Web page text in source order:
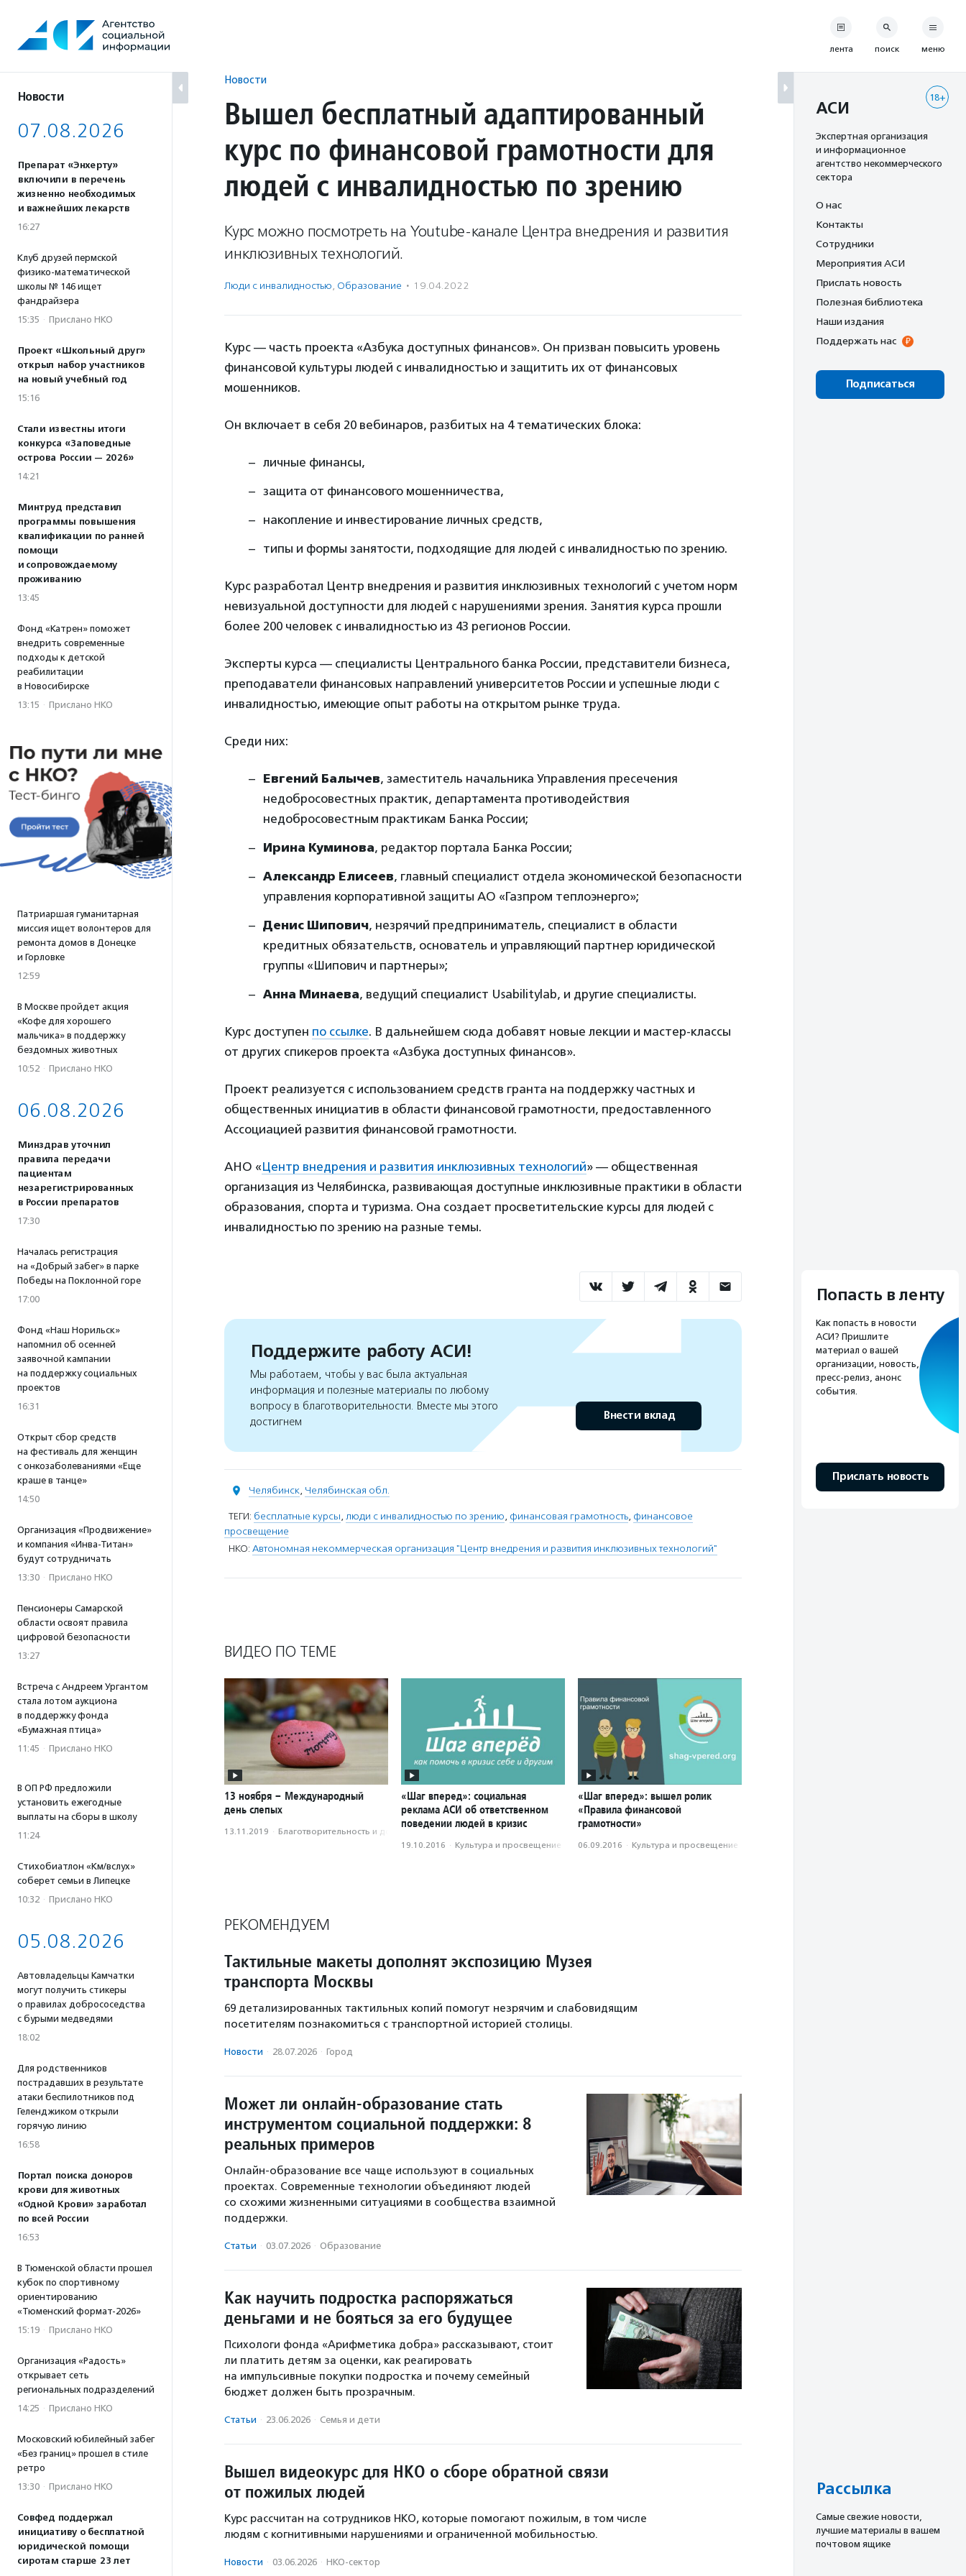
содержанию
Новости
07.08.2026
Препарат «Энхерту»
включили в перечень
жизненно необходимых
и важнейших лекарств
16:27
Клуб друзей пермской
физико-математической
школы № 146 ищет
фандрайзера
15:35 · Прислано НКО
Проект «Школьный друг»
открыл набор участников
на новый учебный год
15:16
Стали известны итоги
конкурса «Заповедные
острова России — 2026»
14:21
Минтруд представил
программы повышения
квалификации по ранней
помощи
и сопровождаемому
проживанию
13:45
Фонд «Катрен» поможет
внедрить современные
подходы к детской
реабилитации
в Новосибирске
13:15 · Прислано НКО
Патриаршая гуманитарная
миссия ищет волонтеров для
ремонта домов в Донецке
и Горловке
12:59
В Москве пройдет акция
«Кофе для хорошего
мальчика» в поддержку
бездомных животных
10:52 · Прислано НКО
06.08.2026
Минздрав уточнил
правила передачи
пациентам
незарегистрированных
в России препаратов
17:30
Началась регистрация
на «Добрый забег» в парке
Победы на Поклонной горе
17:00
Фонд «Наш Норильск»
напомнил об осенней
заявочной кампании
на поддержку социальных
проектов
16:31
Открыт сбор средств
на фестиваль для женщин
с онкозаболеваниями «Еще
краше в танце»
14:50
Организация «Продвижение»
и компания «Инва-Титан»
будут сотрудничать
13:30 · Прислано НКО
Пенсионеры Самарской
области освоят правила
цифровой безопасности
13:27
Встреча с Андреем Ургантом
стала лотом аукциона
в поддержку фонда
«Бумажная птица»
11:45 · Прислано НКО
В ОП РФ предложили
установить ежегодные
выплаты на сборы в школу
11:24
Стихобиатлон «Км/вслух»
соберет семьи в Липецке
10:32 · Прислано НКО
05.08.2026
Автовладельцы Камчатки
могут получить стикеры
о правилах добрососедства
с бурыми медведями
18:02
Для родственников
пострадавших в результате
атаки беспилотников под
Геленджиком открыли
горячую линию
16:58
Портал поиска доноров
крови для животных
«Одной Крови» заработал
по всей России
16:53
В Тюменской области прошел
кубок по спортивному
ориентированию
«Тюменский формат-2026»
15:19 · Прислано НКО
Организация «Радость»
открывает сеть
региональных подразделений
14:25 · Прислано НКО
Московский юбилейный забег
«Без границ» прошел в стиле
ретро
13:30 · Прислано НКО
Совфед поддержал
инициативу о бесплатной
юридической помощи
сиротам старше 23 лет
Новости
Вышел бесплатный адаптированный
курс по финансовой грамотности для
людей с инвалидностью по зрению
Курс можно посмотреть на Youtube-канале Центра внедрения и развития
инклюзивных технологий.
Люди с инвалидностью, Образование · 19.04.2022
Курс — часть проекта «Азбука доступных финансов». Он призван повысить уровень
финансовой культуры людей с инвалидностью и защитить их от финансовых
мошенников.
Он включает в себя 20 вебинаров, разбитых на 4 тематических блока:
личные финансы,
защита от финансового мошенничества,
накопление и инвестирование личных средств,
типы и формы занятости, подходящие для людей с инвалидностью по зрению.
Курс разработал Центр внедрения и развития инклюзивных технологий с учетом норм
невизуальной доступности для людей с нарушениями зрения. Занятия курса прошли
более 200 человек с инвалидностью из 43 регионов России.
Эксперты курса — специалисты Центрального банка России, представители бизнеса,
преподаватели финансовых направлений университетов России и успешные люди с
инвалидностью, имеющие опыт работы на открытом рынке труда.
Среди них:
Евгений Балычев, заместитель начальника Управления пресечения
недобросовестных практик, департамента противодействия
недобросовестным практикам Банка России;
Ирина Куминова, редактор портала Банка России;
Александр Елисеев, главный специалист отдела экономической безопасности
управления корпоративной защиты АО «Газпром теплоэнерго»;
Денис Шипович, незрячий предприниматель, специалист в области
кредитных обязательств, основатель и управляющий партнер юридической
группы «Шипович и партнеры»;
Анна Минаева, ведущий специалист Usabilitylab, и другие специалисты.
Курс доступен по ссылке. В дальнейшем сюда добавят новые лекции и мастер-классы
от других спикеров проекта «Азбука доступных финансов».
Проект реализуется с использованием средств гранта на поддержку частных и
общественных инициатив в области финансовой грамотности, предоставленного
Ассоциацией развития финансовой грамотности.
АНО «Центр внедрения и развития инклюзивных технологий» — общественная
организация из Челябинска, развивающая доступные инклюзивные практики в области
образования, спорта и туризма. Она создает просветительские курсы для людей с
инвалидностью по зрению на разные темы.
Поддержите работу АСИ!
Мы работаем, чтобы у вас была актуальная
информация и полезные материалы по любому
вопросу в благотворительности. Вместе мы этого
достигнем
Внести вклад
Челябинск, Челябинская обл.
ТЕГИ: бесплатные курсы, люди с инвалидностью по зрению, финансовая грамотность, финансовое
просвещение
НКО: Автономная некоммерческая организация "Центр внедрения и развития инклюзивных технологий"
ВИДЕО ПО ТЕМЕ
13 ноября – Международный
день слепых
13.11.2019 · Благотвори­тель­ность и доброволь­чест­во
«Шаг вперед»: социальная
реклама АСИ об ответственном
поведении людей в кризис
19.10.2016 · Культура и просвещение
«Шаг вперед»: вышел ролик
«Правила финансовой
грамотности»
06.09.2016 · Культура и просвещение
РЕКОМЕНДУЕМ
Тактильные макеты дополнят экспозицию Музея
транспорта Москвы
69 детализированных тактильных копий помогут незрячим и слабовидящим
посетителям познакомиться с транспортной историей столицы.
Новости · 28.07.2026 · Город
Может ли онлайн-образование стать
инструментом социальной поддержки: 8
реальных примеров
Онлайн-образование все чаще используют в социальных
проектах. Современные технологии объединяют людей
со схожими жизненными ситуациями в сообщества взаимной
поддержки.
Статьи · 03.07.2026 · Образование
Как научить подростка распоряжаться
деньгами и не бояться за его будущее
Психологи фонда «Арифметика добра» рассказывают, стоит
ли платить детям за оценки, как реагировать
на импульсивные покупки подростка и почему семейный
бюджет должен быть прозрачным.
Статьи · 23.06.2026 · Семья и дети
Вышел видеокурс для НКО о сборе обратной связи
от пожилых людей
Курс рассчитан на сотрудников НКО, которые помогают пожилым, в том числе
людям с когнитивными нарушениями и ограниченной мобильностью.
Новости · 03.06.2026 · НКО-сектор
лента поиск меню
18+
АСИ
Экспертная организация
и информационное
агентство некоммерческого
сектора
О нас
Контакты
Сотрудники
Мероприятия АСИ
Прислать новость
Полезная библиотека
Наши издания
Поддержать нас
Подписаться
Попасть в ленту
Как попасть в новости
АСИ? Пришлите
материал о вашей
организации, новость,
пресс-релиз, анонс
события.
Прислать новость
Рассылка
Cамые свежие новости,
лучшие материалы в вашем
почтовом ящике